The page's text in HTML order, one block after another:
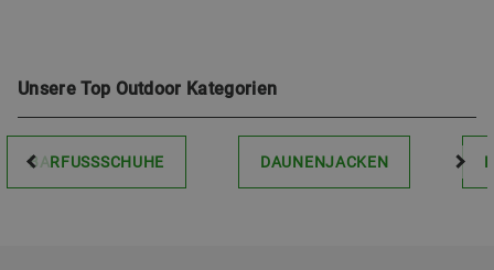
Unsere Top Outdoor Kategorien
BARFUSSSCHUHE DAUNENJACKEN